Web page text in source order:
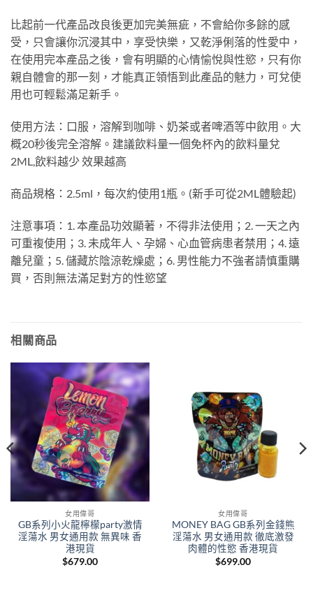
比起前一代產品改良後更加完美無疵，不會給你多餘的感
受，只會讓你沉浸其中，享受快樂，又乾淨俐落的性愛中，
在使用完本產品之後，會有明顯的心情愉悅與性慾，只有你
親自體會的那一刻，才能真正領悟到此產品的魅力，可兌使
用也可輕鬆滿足新手。
使用方法：口服，溶解到咖啡、奶茶或者啤酒等中飲用。大
概20秒後完全溶解。建議飲料量一個免杯內的飲料量兌
2ML,飲料越少 效果越高
商品規格：2.5ml，每次約使用1瓶。(新手可從2ML體驗起)
注意事項：1. 本產品功效顯著，不得非法使用；2. 一天之內
可重複使用；3. 未成年人、孕婦、心血管病患者禁用；4. 遠
離兒童；5. 儲藏於陰涼乾燥處；6. 男性能力不強者請慎重購
買，否則無法滿足對方的性慾望
相關商品
女用偉哥
GB系列小火龍檸檬party激情
淫蕩水 男女通用款 無異味 香
港現貨
$679.00
女用偉哥
MONEY BAG GB系列金錢熊
淫蕩水 男女通用款 徹底激發
肉體的性慾 香港現貨
$699.00